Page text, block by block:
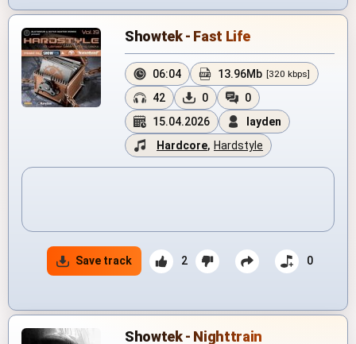
Showtek - Fast Life
06:04 13.96Mb [320 kbps]
42 0
0
15.04.2026
layden
Hardcore, Hardstyle
Save track 2 0
Showtek - Nighttrain